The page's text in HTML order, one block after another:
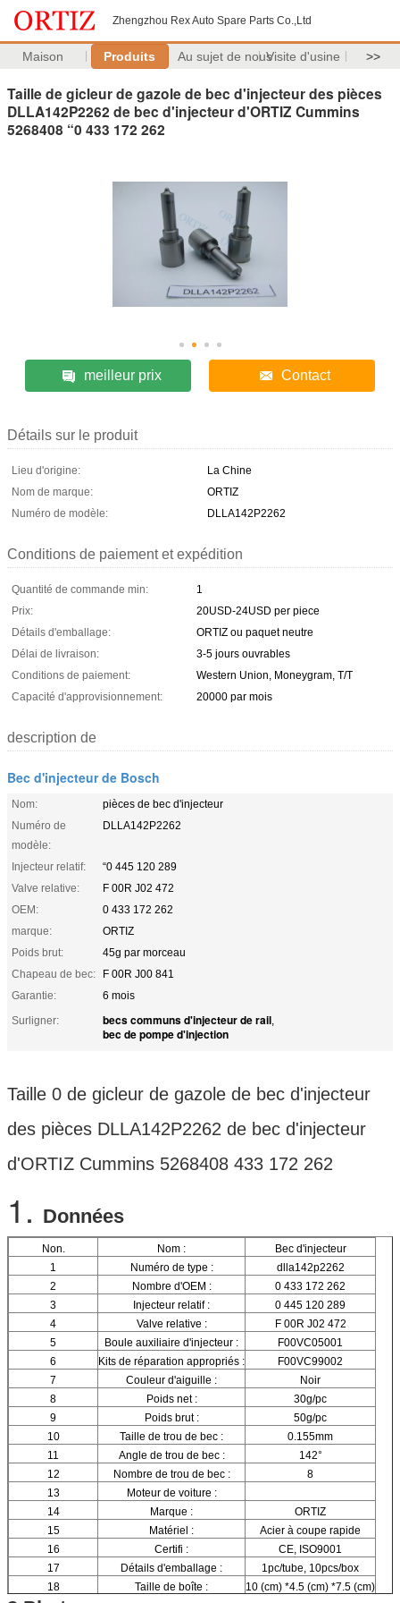
Zhengzhou Rex Auto Spare Parts Co.,Ltd
Maison Produits Au sujet de nousVisite d'usine >>
Taille de gicleur de gazole de bec d'injecteur des pièces
DLLA142P2262 de bec d'injecteur d'ORTIZ Cummins
5268408 “0 433 172 262
meilleur prix Contact
Détails sur le produit
Lieu d'origine:
La Chine
Nom de marque:
ORTIZ
Numéro de modèle:
DLLA142P2262
Conditions de paiement et expédition
Quantité de commande min:
1
Prix:
20USD-24USD per piece
Détails d'emballage:
ORTIZ ou paquet neutre
Délai de livraison:
3-5 jours ouvrables
Conditions de paiement:
Western Union, Moneygram, T/T
Capacité d'approvisionnement:
20000 par mois
description de
Bec d'injecteur de Bosch
Nom:
pièces de bec d'injecteur
Numéro de
modèle:
DLLA142P2262
Injecteur relatif:
“0 445 120 289
Valve relative:
F 00R J02 472
OEM:
0 433 172 262
marque:
ORTIZ
Poids brut:
45g par morceau
Chapeau de bec:
F 00R J00 841
Garantie:
6 mois
Surligner:
becs communs d'injecteur de rail,
bec de pompe d'injection
Taille 0 de gicleur de gazole de bec d'injecteur
des pièces DLLA142P2262 de bec d'injecteur
d'ORTIZ Cummins 5268408 433 172 262
1. Données
Non. Nom :
Bec d'injecteur
1
Numéro de type :
dlla142p2262
2
Nombre d'OEM :
0 433 172 262
3
Injecteur relatif :
0 445 120 289
4
Valve relative :
F 00R J02 472
5
Boule auxiliaire d'injecteur :
F00VC05001
6
Kits de réparation appropriés :
F00VC99002
7
Couleur d'aiguille :
Noir
8
Poids net :
30g/pc
9
Poids brut :
50g/pc
10
Taille de trou de bec :
0.155mm
11
Angle de trou de bec :
142°
12
Nombre de trou de bec :
8
13
Moteur de voiture :
14
Marque :
ORTIZ
15
Matériel :
Acier à coupe rapide
16
Certifi :
CE, ISO9001
17
Détails d'emballage :
1pc/tube, 10pcs/box
18
Taille de boîte :
10 (cm) *4.5 (cm) *7.5 (cm)